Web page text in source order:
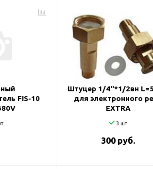
адаптеры
PPR-труб
Гейзер
очистки
FIS-10
Штуцер 1/4''*1/2вн
для электронного
EXTRA
3 шт
300 руб.